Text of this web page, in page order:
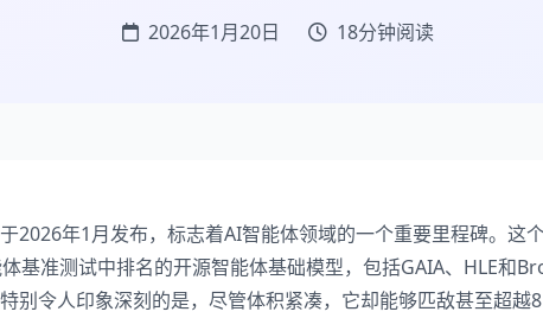
2026年1月20日 18分钟阅读
2026年1月发布，标志着AI智能体领域的一个重要里程碑。这
基准测试中排名的开源智能体基础模型，包括GAIA、HLE和
别令人印象深刻的是，尽管体积紧凑，它却能够匹敌甚至超越